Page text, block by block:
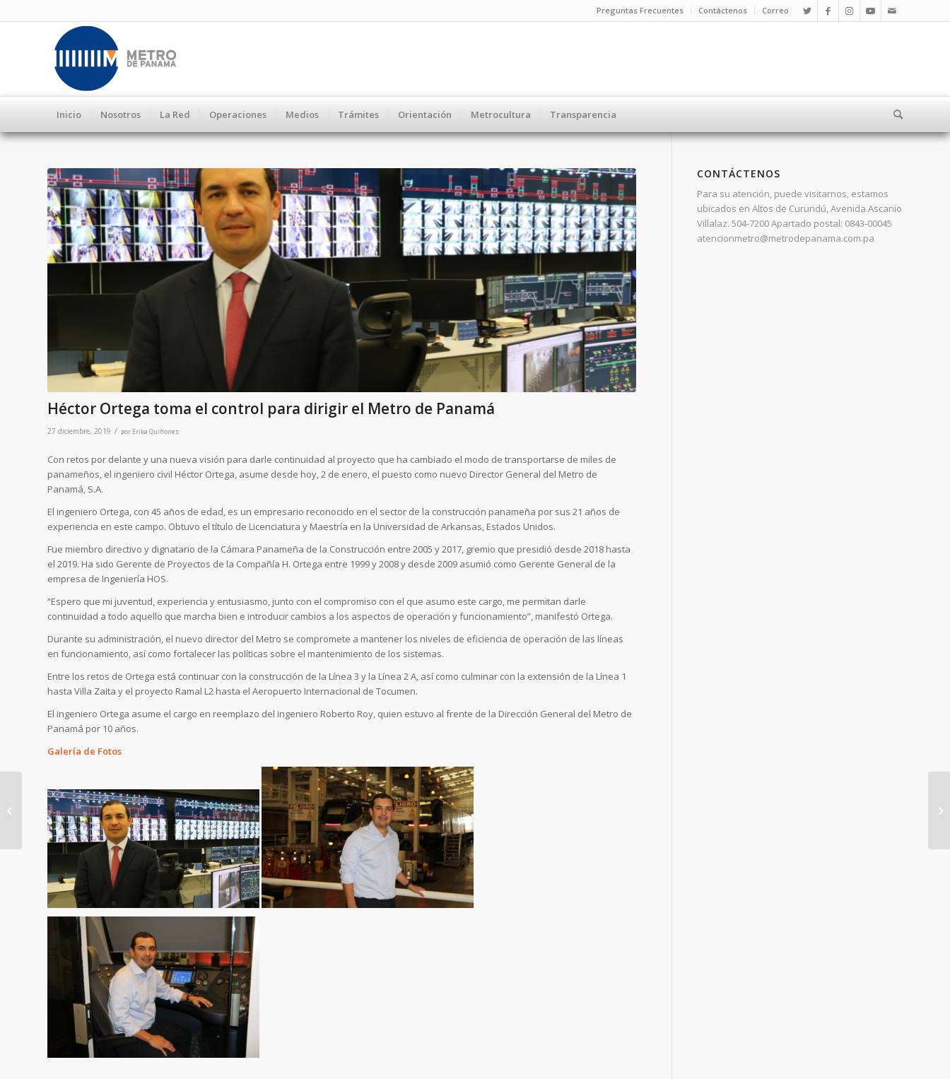
Preguntas Frecuentes Contáctenos Correo
Inicio Nosotros La Red Operaciones Medios Trámites Orientación Metrocultura Transparencia
Héctor Ortega toma el control para dirigir el Metro de Panamá
27 diciembre, 2019 / por Erika Quiñones
Con retos por delante y una nueva visión para darle continuidad al proyecto que ha cambiado el modo de transportarse de miles de
panameños, el ingeniero civil Héctor Ortega, asume desde hoy, 2 de enero, el puesto como nuevo Director General del Metro de
Panamá, S.A.
El ingeniero Ortega, con 45 años de edad, es un empresario reconocido en el sector de la construcción panameña por sus 21 años de
experiencia en este campo. Obtuvo el título de Licenciatura y Maestría en la Universidad de Arkansas, Estados Unidos.
Fue miembro directivo y dignatario de la Cámara Panameña de la Construcción entre 2005 y 2017, gremio que presidió desde 2018 hasta
el 2019. Ha sido Gerente de Proyectos de la Compañía H. Ortega entre 1999 y 2008 y desde 2009 asumió como Gerente General de la
empresa de Ingeniería HOS.
“Espero que mi juventud, experiencia y entusiasmo, junto con el compromiso con el que asumo este cargo, me permitan darle
continuidad a todo aquello que marcha bien e introducir cambios a los aspectos de operación y funcionamiento”, manifestó Ortega.
Durante su administración, el nuevo director del Metro se compromete a mantener los niveles de eficiencia de operación de las líneas
en funcionamiento, así como fortalecer las políticas sobre el mantenimiento de los sistemas.
Entre los retos de Ortega está continuar con la construcción de la Línea 3 y la Línea 2 A, así como culminar con la extensión de la Línea 1
hasta Villa Zaita y el proyecto Ramal L2 hasta el Aeropuerto Internacional de Tocumen.
El ingeniero Ortega asume el cargo en reemplazo del ingeniero Roberto Roy, quien estuvo al frente de la Dirección General del Metro de
Panamá por 10 años.
Galería de Fotos
CONTÁCTENOS
Para su atención, puede visitarnos, estamos
ubicados en Altos de Curundú, Avenida Ascanio
Villalaz. 504-7200 Apartado postal: 0843-00045
atencionmetro@metrodepanama.com.pa
Se habilitan
temporalmente
ventanillas para
recargas en